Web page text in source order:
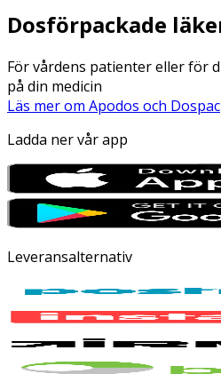
Dosförpackade
För vårdens patienter eller för
på din medicin
Läs mer om Apodos och Dospac
Ladda ner vår app
Leveransalternativ